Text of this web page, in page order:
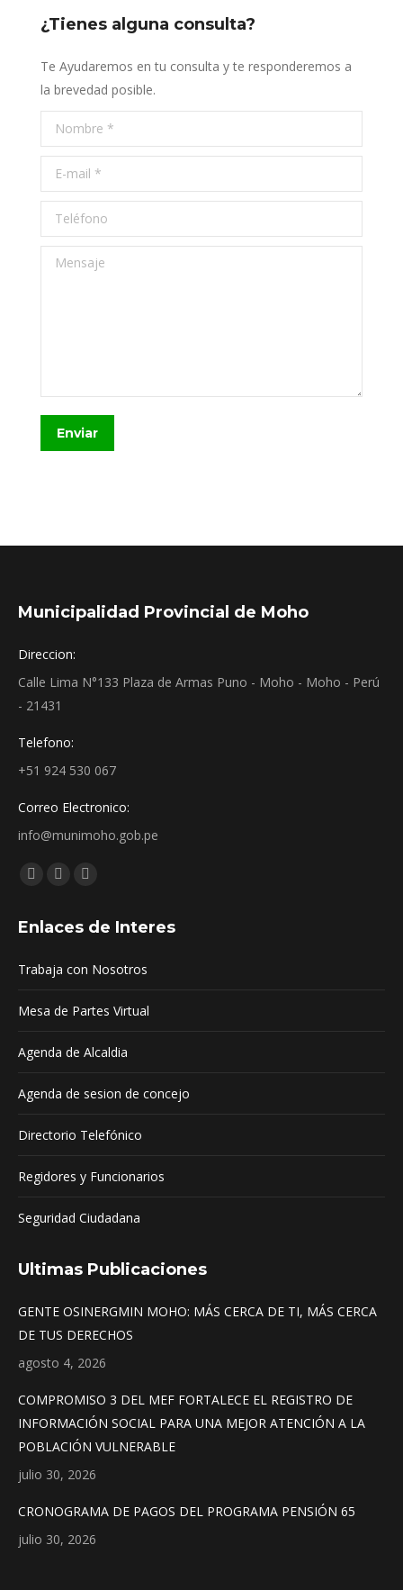
¿Tienes alguna consulta?
Te Ayudaremos en tu consulta y te responderemos a
la brevedad posible.
Nombre *
E-mail *
Teléfono
Mensaje
Enviar
Municipalidad Provincial de Moho
Direccion:
Calle Lima N°133 Plaza de Armas Puno - Moho - Moho - Perú
- 21431
Telefono:
+51 924 530 067
Correo Electronico:
info@munimoho.gob.pe
Encuéntranos en:
Facebook
opens
new
YouTube
opens
new
Mail
opens
new
Enlaces de Interes
Trabaja con Nosotros
Mesa de Partes Virtual
Agenda de Alcaldia
Agenda de sesion de concejo
Directorio Telefónico
Regidores y Funcionarios
Seguridad Ciudadana
Ultimas Publicaciones
GENTE OSINERGMIN MOHO: MÁS CERCA DE TI, MÁS CERCA
DE TUS DERECHOS
agosto 4, 2026
COMPROMISO 3 DEL MEF FORTALECE EL REGISTRO DE
INFORMACIÓN SOCIAL PARA UNA MEJOR ATENCIÓN A LA
POBLACIÓN VULNERABLE
julio 30, 2026
CRONOGRAMA DE PAGOS DEL PROGRAMA PENSIÓN 65
julio 30, 2026